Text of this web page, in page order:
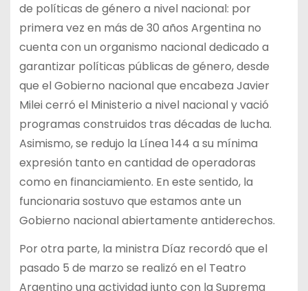
de políticas de género a nivel nacional: por
primera vez en más de 30 años Argentina no
cuenta con un organismo nacional dedicado a
garantizar políticas públicas de género, desde
que el Gobierno nacional que encabeza Javier
Milei cerró el Ministerio a nivel nacional y vació
programas construidos tras décadas de lucha.
Asimismo, se redujo la Línea 144 a su mínima
expresión tanto en cantidad de operadoras
como en financiamiento. En este sentido, la
funcionaria sostuvo que estamos ante un
Gobierno nacional abiertamente antiderechos.
Por otra parte, la ministra Díaz recordó que el
pasado 5 de marzo se realizó en el Teatro
Argentino una actividad junto con la Suprema